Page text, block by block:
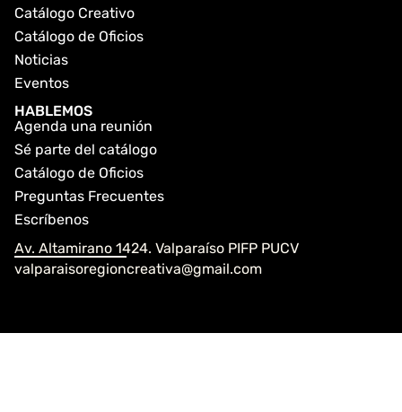
Catálogo Creativo
Catálogo de Oficios
Noticias
Eventos
HABLEMOS
Agenda una reunión
Sé parte del catálogo
Catálogo de Oficios
Preguntas Frecuentes
Escríbenos
Av. Altamirano 1424. Valparaíso PIFP PUCV
valparaisoregioncreativa@gmail.com